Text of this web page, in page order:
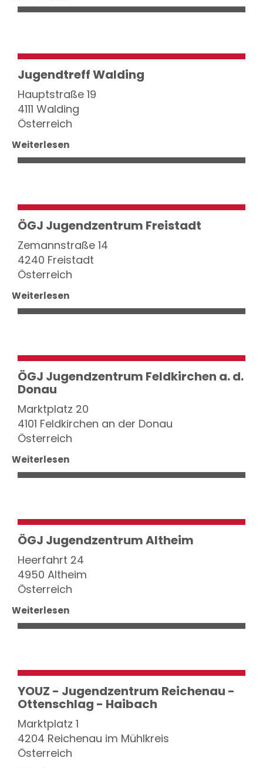
Jugendtreff Walding
Hauptstraße 19
4111 Walding
Österreich
Weiterlesen
ÖGJ Jugendzentrum Freistadt
Zemannstraße 14
4240 Freistadt
Österreich
Weiterlesen
ÖGJ Jugendzentrum Feldkirchen a. d.
Donau
Marktplatz 20
4101 Feldkirchen an der Donau
Österreich
Weiterlesen
ÖGJ Jugendzentrum Altheim
Heerfahrt 24
4950 Altheim
Österreich
Weiterlesen
YOUZ - Jugendzentrum Reichenau -
Ottenschlag - Haibach
Marktplatz 1
4204 Reichenau im Mühlkreis
Österreich